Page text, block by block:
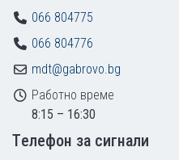
066 804775
066 804776
mdt@gabrovo.bg
Работно време
8:15 – 16:30
Tелефон за сигнали